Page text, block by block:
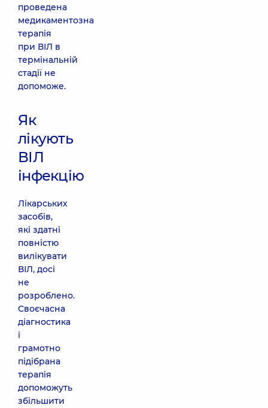
проведена
медикаментозна
терапія
при ВІЛ в
термінальній
стадії не
допоможе.
Як
лікують
ВІЛ
інфекцію
Лікарських
засобів,
які здатні
повністю
вилікувати
ВІЛ, досі
не
розроблено.
Своєчасна
діагностика
і
грамотно
підібрана
терапія
допоможуть
збільшити